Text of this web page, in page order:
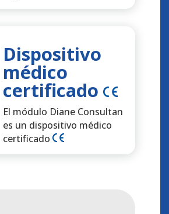
Dispositivo
médico
certificado
El módulo Diane Consultan
es un dispositivo médico
certificado